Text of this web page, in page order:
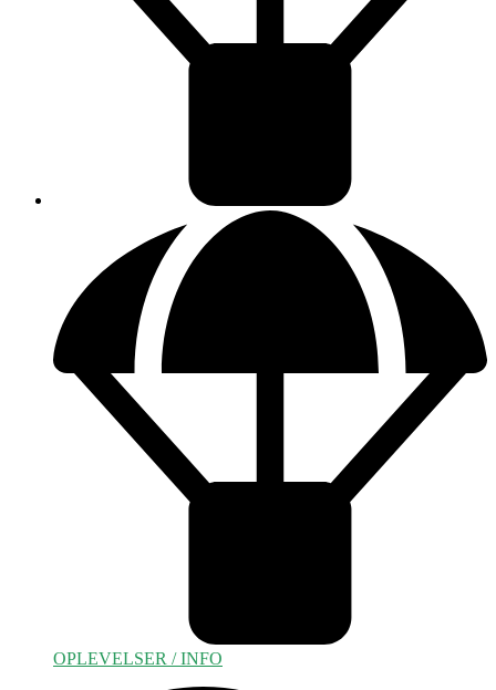
OPLEVELSER / INFO